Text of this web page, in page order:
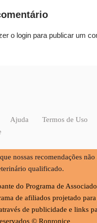
o login para publicar um
Ajuda
Termos de Uso
nossas recomendações não
qualificado.
do Programa de
de afiliados projetado
de publicidade e links
© Ronronice